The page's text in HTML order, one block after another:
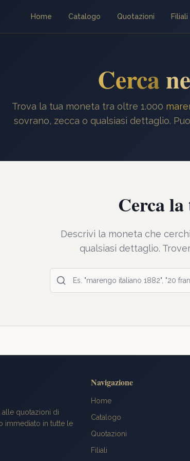
Home Catalogo Quotazioni Filiali
Cerca
Trova la tua moneta tra oltre 1.000
sovrano, zecca o qualsiasi dettaglio.
Cerca
Descrivi la moneta che
qualsiasi dettaglio.
quotazioni di
immediato in tutte le
Navigazione
Home
Catalogo
Quotazioni
Filiali